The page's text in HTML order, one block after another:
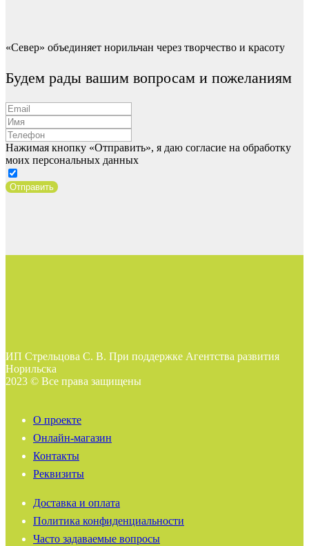
«Север» объединяет норильчан через творчество и красоту
Будем рады вашим вопросам и пожеланиям
Нажимая кнопку «Отправить», я даю согласие на обработку
моих персональных данных
Отправить
ИП Стрельцова С. В. При поддержке Агентства развития
Норильска
2023 © Все права защищены
О проекте
Онлайн-магазин
Контакты
Реквизиты
Доставка и оплата
Политика конфиденциальности
Часто задаваемые вопросы